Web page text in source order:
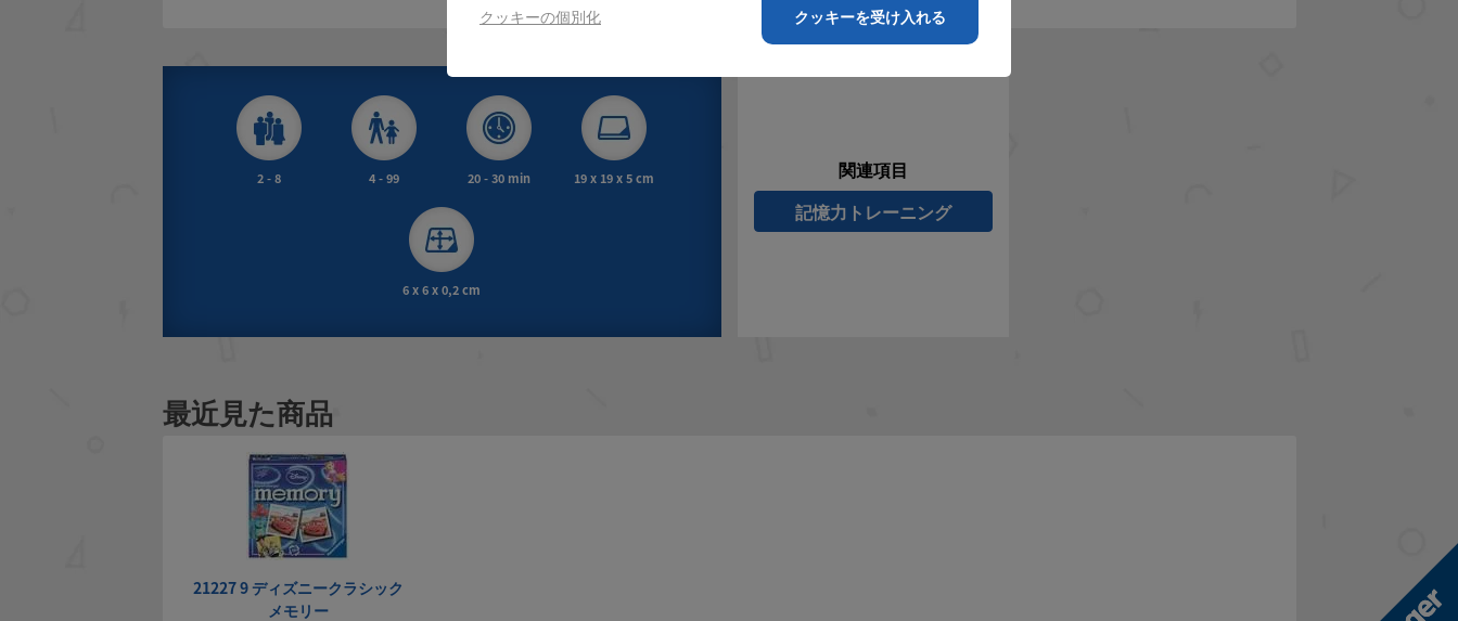
2 - 8 4 - 99 20 - 30 min 19 x 19 x 5 cm
6 x 6 x 0,2 cm
関連項目
記憶力トレーニング
最近見た商品
21227 9 ディズニークラシック
メモリー
クッキーを受け入れる
クッキーの個別化